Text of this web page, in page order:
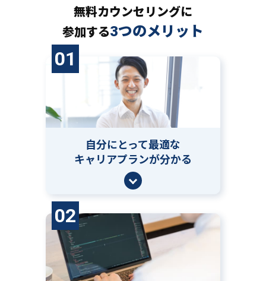
無料カウンセリングに
参加する3つのメリット
01
自分にとって最適な
キャリアプランが分かる
02